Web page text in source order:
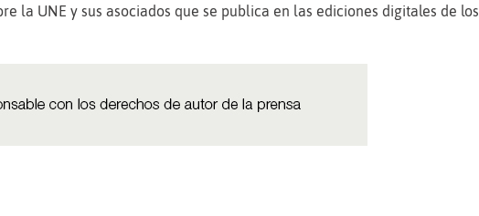
la UNE y sus asociados que se publica en las ediciones digitales de los